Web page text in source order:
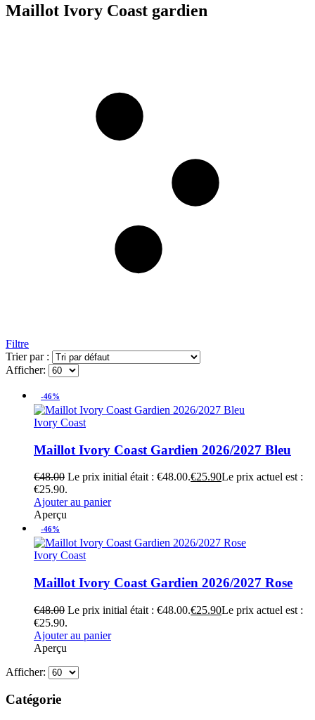
Maillot Ivory Coast gardien
Filtre
Trier par :
Afficher:
-46%
Ivory Coast
Maillot Ivory Coast Gardien 2026/2027 Bleu
€48.00 Le prix initial était : €48.00.€25.90Le prix actuel est :
€25.90.
Ajouter au panier
Aperçu
-46%
Ivory Coast
Maillot Ivory Coast Gardien 2026/2027 Rose
€48.00 Le prix initial était : €48.00.€25.90Le prix actuel est :
€25.90.
Ajouter au panier
Aperçu
Afficher:
Catégorie